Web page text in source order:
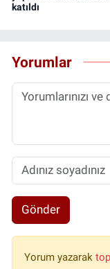
katıldı
Yorumlar
Gönder
Yorum yazarak